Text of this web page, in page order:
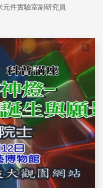
元件實驗室副研究員
儲存